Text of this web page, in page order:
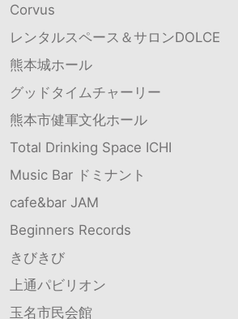
Corvus
レンタルスペース＆サロンDOLCE
熊本城ホール
グッドタイムチャーリー
熊本市健軍文化ホール
Total Drinking Space ICHI
Music Bar ドミナント
cafe&bar JAM
Beginners Records
きびきび
上通パビリオン
玉名市民会館